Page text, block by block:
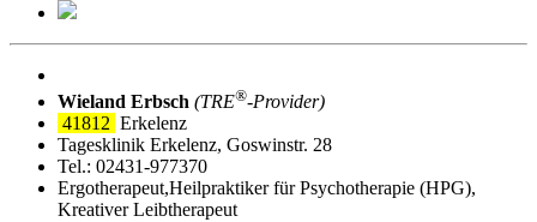
Wieland Erbsch (TRE®‑Provider)
41812 Erkelenz
Tagesklinik Erkelenz, Goswinstr. 28
Tel.: 02431-977370
Ergotherapeut,Heilpraktiker für Psychotherapie (HPG),
Kreativer Leibtherapeut